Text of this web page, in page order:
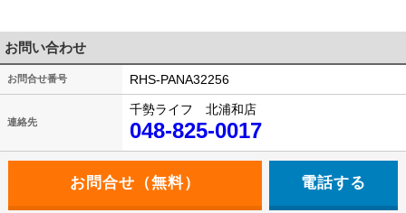
お問い合わせ
お問合せ番号 RHS-PANA32256
連絡先
千勢ライフ 北浦和店
048-825-0017
電話する